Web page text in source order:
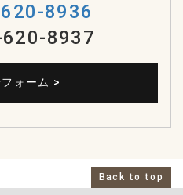
8936
8937
ォーム >
Back to top